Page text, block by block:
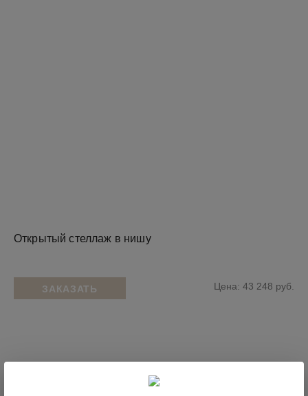
Открытый стеллаж в нишу
ЗАКАЗАТЬ Цена: 43 248 руб.